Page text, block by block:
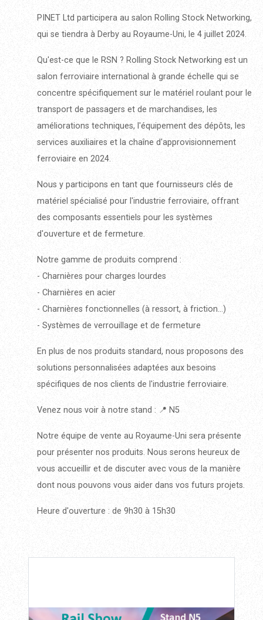
PINET Ltd participera au salon Rolling Stock Networking,
qui se tiendra à Derby au Royaume-Uni, le 4 juillet 2024.
Qu'est-ce que le RSN ? Rolling Stock Networking est un
salon ferroviaire international à grande échelle qui se
concentre spécifiquement sur le matériel roulant pour le
transport de passagers et de marchandises, les
améliorations techniques, l'équipement des dépôts, les
services auxiliaires et la chaîne d'approvisionnement
ferroviaire en 2024.
Nous y participons en tant que fournisseurs clés de
matériel spécialisé pour l'industrie ferroviaire, offrant
des composants essentiels pour les systèmes
d'ouverture et de fermeture.
Notre gamme de produits comprend :
- Charnières pour charges lourdes
- Charnières en acier
- Charnières fonctionnelles (à ressort, à friction...)
- Systèmes de verrouillage et de fermeture
En plus de nos produits standard, nous proposons des
solutions personnalisées adaptées aux besoins
spécifiques de nos clients de l'industrie ferroviaire.
Venez nous voir à notre stand : 📍 N5
Notre équipe de vente au Royaume-Uni sera présente
pour présenter nos produits. Nous serons heureux de
vous accueillir et de discuter avec vous de la manière
dont nous pouvons vous aider dans vos futurs projets.
Heure d'ouverture : de 9h30 à 15h30